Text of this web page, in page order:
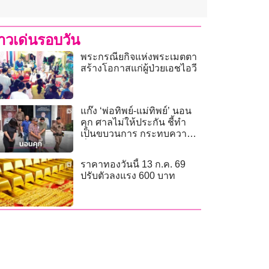
วเด่นรอบวัน
พระกรณียกิจแห่งพระเมตตา
สร้างโอกาสแก่ผู้ป่วยเอชไอวี
แก๊ง ‘พ่อทิพย์-แม่ทิพย์’ นอน
คุก ศาลไม่ให้ประกัน ชี้ทำ
เป็นขบวนการ กระทบความ
ราคาทองวันนี้ 13 ก.ค. 69
ปรับตัวลงแรง 600 บาท